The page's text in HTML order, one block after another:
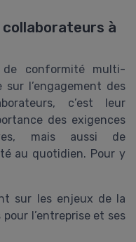
collaborateurs à
de conformité multi-
l’engagement des
c’est leur
des exigences
mais aussi de
au quotidien. Pour y
sur les enjeux de la
l’entreprise et ses